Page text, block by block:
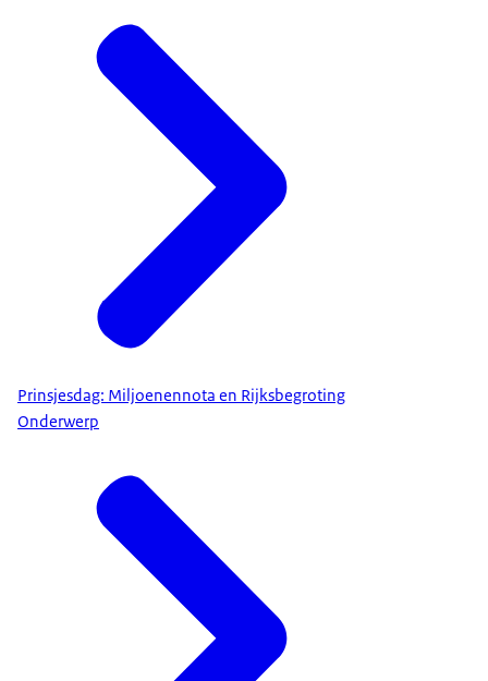
Prinsjesdag: Miljoenennota en Rijksbegroting
Onderwerp